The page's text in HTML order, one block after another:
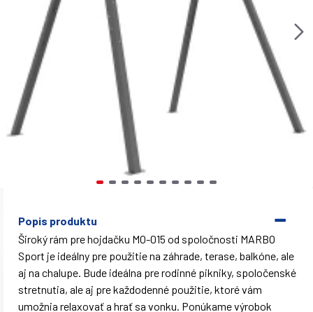
Popis produktu
Široký rám pre hojdačku MO-015 od spoločnosti MARBO
Sport je ideálny pre použitie na záhrade, terase, balkóne, ale
aj na chalupe. Bude ideálna pre rodinné pikniky, spoločenské
stretnutia, ale aj pre každodenné použitie, ktoré vám
umožnia relaxovať a hrať sa vonku. Ponúkame výrobok